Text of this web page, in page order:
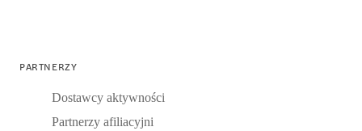
PARTNERZY
Dostawcy aktywności
Partnerzy afiliacyjni